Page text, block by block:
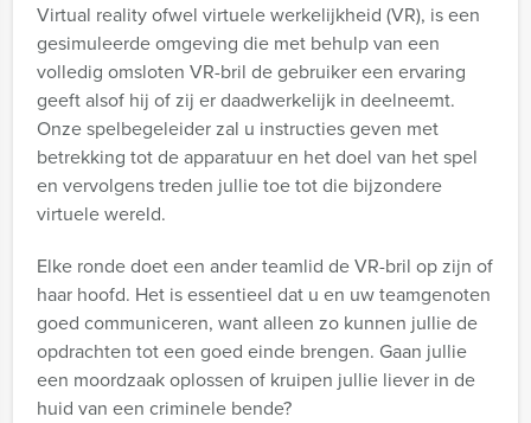
Virtual reality ofwel virtuele werkelijkheid (VR), is een
gesimuleerde omgeving die met behulp van een
volledig omsloten VR-bril de gebruiker een ervaring
geeft alsof hij of zij er daadwerkelijk in deelneemt.
Onze spelbegeleider zal u instructies geven met
betrekking tot de apparatuur en het doel van het spel
en vervolgens treden jullie toe tot die bijzondere
virtuele wereld.
Elke ronde doet een ander teamlid de VR-bril op zijn of
haar hoofd. Het is essentieel dat u en uw teamgenoten
goed communiceren, want alleen zo kunnen jullie de
opdrachten tot een goed einde brengen. Gaan jullie
een moordzaak oplossen of kruipen jullie liever in de
huid van een criminele bende?